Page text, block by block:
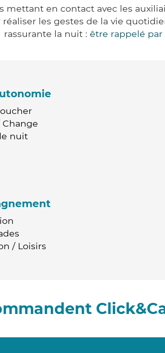
mettant en contact avec les
les gestes de la vie
rassurante la nuit : être rappelé
nuit
/ Loisirs